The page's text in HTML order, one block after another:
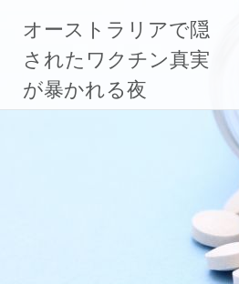
オーストラリアで隠
されたワクチン真実
が暴かれる夜